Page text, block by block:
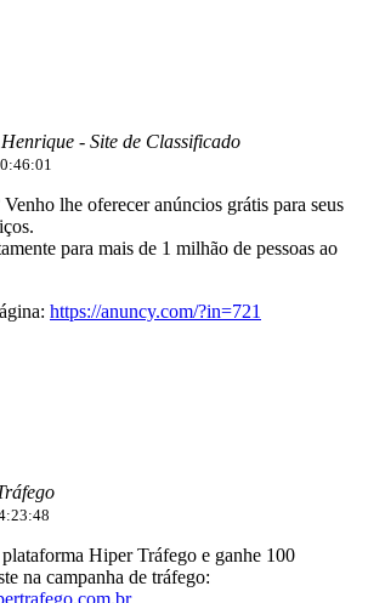
- Site de Classificado
lhe oferecer anúncios grátis para seus
para mais de 1 milhão de pessoas ao
https://anuncy.com/?in=721
plataforma Hiper Tráfego e ganhe 100
na campanha de tráfego: